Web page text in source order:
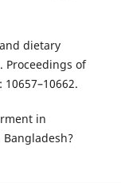
dietary
Proceedings of
in